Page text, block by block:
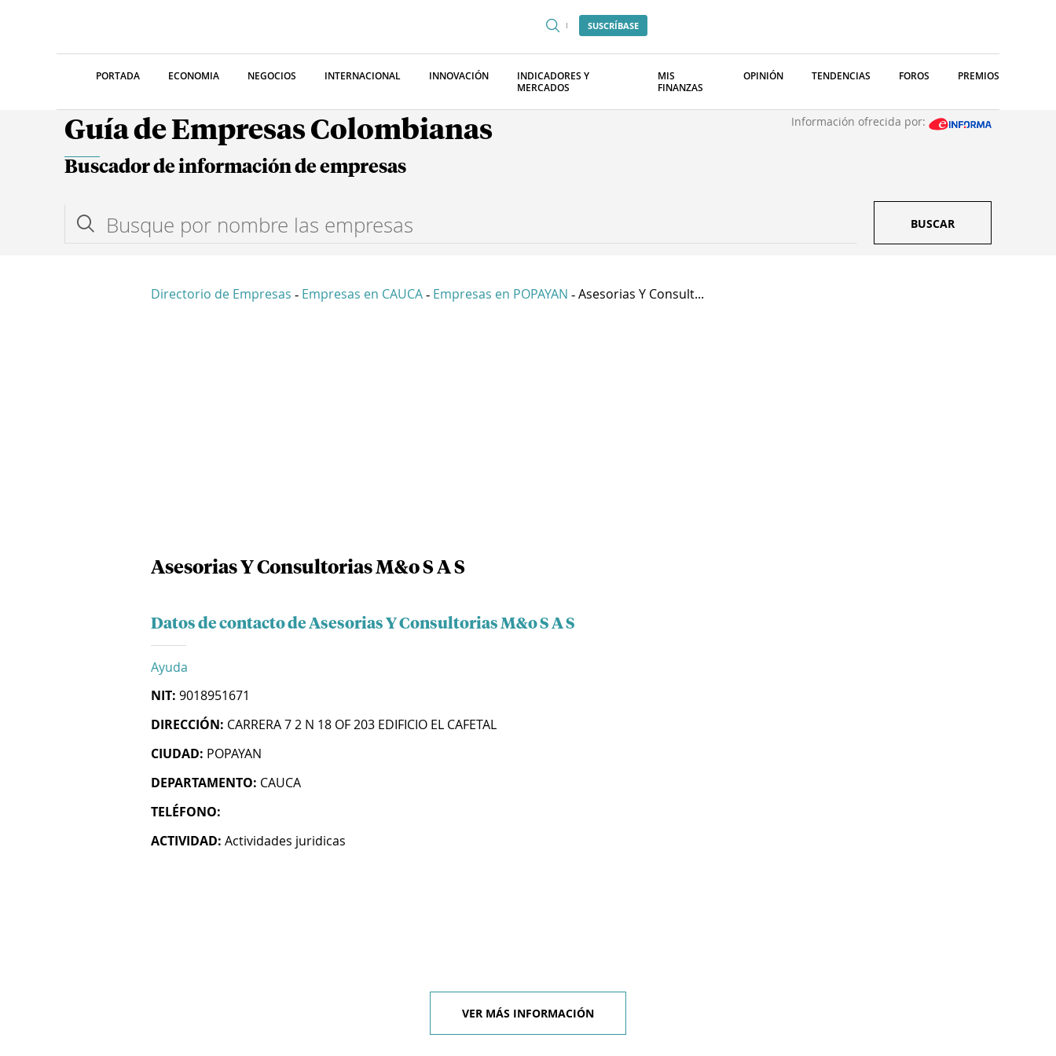
SUSCRÍBASE
PORTADA ECONOMIA NEGOCIOS INTERNACIONAL INNOVACIÓN
INDICADORES Y
MERCADOS
MIS
FINANZAS
OPINIÓN TENDENCIAS FOROS PREMIOS
Guía de Empresas Colombianas Información ofrecida por:
Buscador de información de empresas
BUSCAR
Directorio de Empresas - Empresas en CAUCA - Empresas en POPAYAN - Asesorias Y Consult...
Asesorias Y Consultorias M&o S A S
Datos de contacto de Asesorias Y Consultorias M&o S A S
Ayuda
NIT: 9018951671
DIRECCIÓN: CARRERA 7 2 N 18 OF 203 EDIFICIO EL CAFETAL
CIUDAD: POPAYAN
DEPARTAMENTO: CAUCA
TELÉFONO:
ACTIVIDAD: Actividades juridicas
VER MÁS INFORMACIÓN